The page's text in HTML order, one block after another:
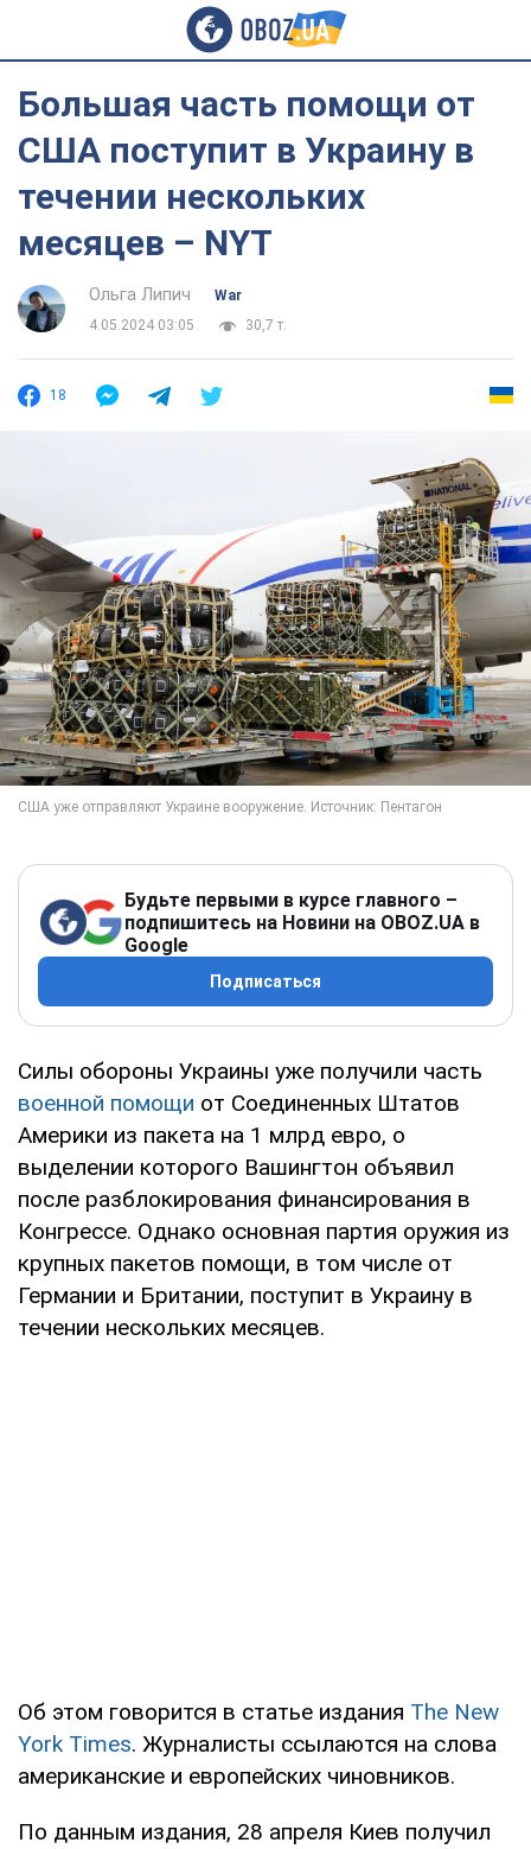
Большая часть помощи от
США поступит в Украину в
течении нескольких
месяцев – NYT
Ольга Липич
War
4.05.2024 03:05
30,7 т.
18
Будьте первыми в курсе главного –
подпишитесь на Новини на OBOZ.UA в
Google
Подписаться
Силы обороны Украины уже получили часть
военной помощи от Соединенных Штатов
Америки из пакета на 1 млрд евро, о
выделении которого Вашингтон объявил
после разблокирования финансирования в
Конгрессе. Однако основная партия оружия из
крупных пакетов помощи, в том числе от
Германии и Британии, поступит в Украину в
течении нескольких месяцев.
Об этом говорится в статье издания The New
York Times. Журналисты ссылаются на слова
американские и европейских чиновников.
По данным издания, 28 апреля Киев получил